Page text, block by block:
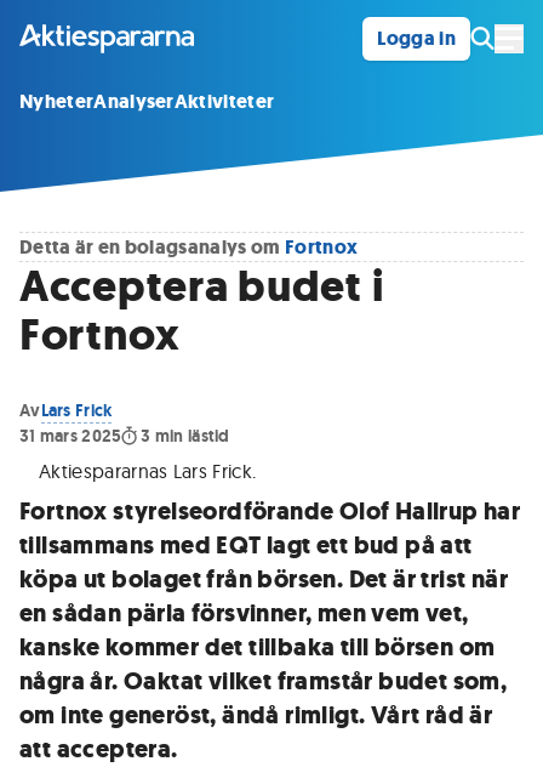
Logga in
NyheterAnalyserAktiviteter
Detta är en bolagsanalys om Fortnox
Acceptera budet i
Fortnox
AvLars Frick
31 mars 2025
3 min lästid
Aktiespararnas Lars Frick.
Fortnox styrelseordförande Olof Hallrup har
tillsammans med EQT lagt ett bud på att
köpa ut bolaget från börsen. Det är trist när
en sådan pärla försvinner, men vem vet,
kanske kommer det tillbaka till börsen om
några år. Oaktat vilket framstår budet som,
om inte generöst, ändå rimligt. Vårt råd är
att acceptera.